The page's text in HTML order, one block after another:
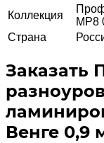
Коллекция
MP8
Страна
Заказать
Венге 0,9